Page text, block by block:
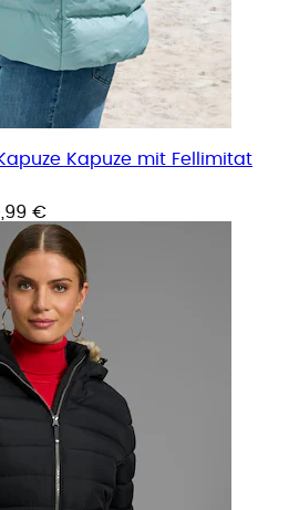
Kapuze mit Fellimitat
€